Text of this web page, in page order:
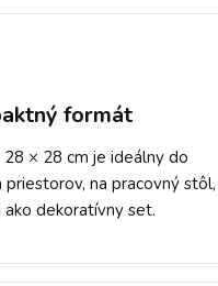
formát
28 × 28 cm je ideálny do
priestorov, na pracovný
ako dekoratívny set.